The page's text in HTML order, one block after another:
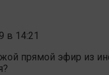
в 14:21
прямой эфир из